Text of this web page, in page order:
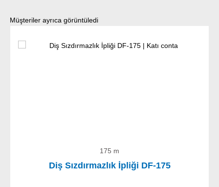
Ürün galerisini atla
Müşteriler ayrıca görüntüledi
175 m
Diş Sızdırmazlık İpliği DF-175